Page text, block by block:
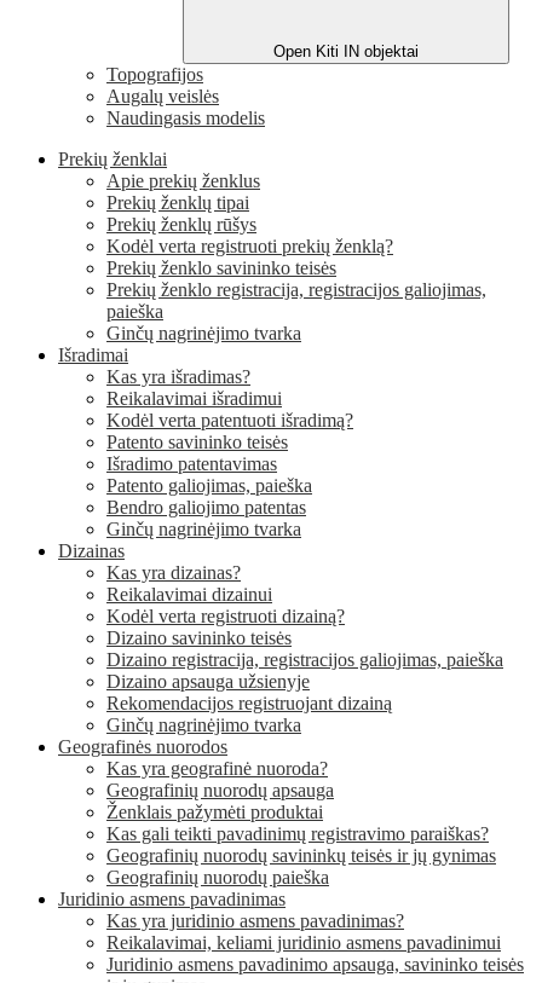
Open Kiti IN objektai
Topografijos
Augalų veislės
Naudingasis modelis
Prekių ženklai
Apie prekių ženklus
Prekių ženklų tipai
Prekių ženklų rūšys
Kodėl verta registruoti prekių ženklą?
Prekių ženklo savininko teisės
Prekių ženklo registracija, registracijos galiojimas,
paieška
Ginčų nagrinėjimo tvarka
Išradimai
Kas yra išradimas?
Reikalavimai išradimui
Kodėl verta patentuoti išradimą?
Patento savininko teisės
Išradimo patentavimas
Patento galiojimas, paieška
Bendro galiojimo patentas
Ginčų nagrinėjimo tvarka
Dizainas
Kas yra dizainas?
Reikalavimai dizainui
Kodėl verta registruoti dizainą?
Dizaino savininko teisės
Dizaino registracija, registracijos galiojimas, paieška
Dizaino apsauga užsienyje
Rekomendacijos registruojant dizainą
Ginčų nagrinėjimo tvarka
Geografinės nuorodos
Kas yra geografinė nuoroda?
Geografinių nuorodų apsauga
Ženklais pažymėti produktai
Kas gali teikti pavadinimų registravimo paraiškas?
Geografinių nuorodų savininkų teisės ir jų gynimas
Geografinių nuorodų paieška
Juridinio asmens pavadinimas
Kas yra juridinio asmens pavadinimas?
Reikalavimai, keliami juridinio asmens pavadinimui
Juridinio asmens pavadinimo apsauga, savininko teisės